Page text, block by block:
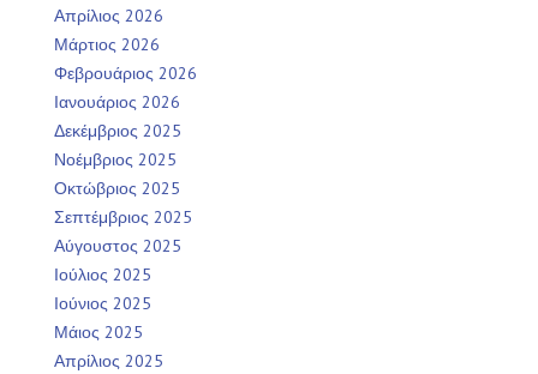
Απρίλιος 2026
Μάρτιος 2026
Φεβρουάριος 2026
Ιανουάριος 2026
Δεκέμβριος 2025
Νοέμβριος 2025
Οκτώβριος 2025
Σεπτέμβριος 2025
Αύγουστος 2025
Ιούλιος 2025
Ιούνιος 2025
Μάιος 2025
Απρίλιος 2025